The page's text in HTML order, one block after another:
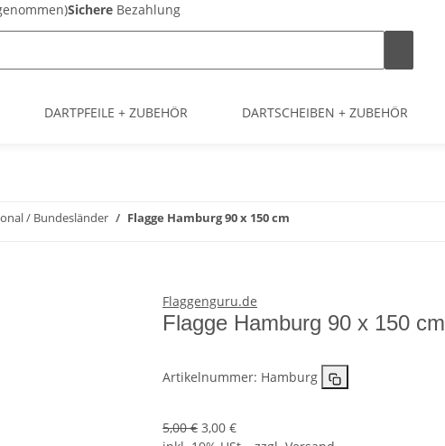
Sichere Bezahlung
DARTPFEILE + ZUBEHÖR DARTSCHEIBEN + ZUBEHÖR
/ Bundesländer Flagge Hamburg 90 x 150 cm
Flaggenguru.de
Flagge Hamburg 90 x 150 cm
Artikelnummer: Hamburg
5,00 € 3,00 €